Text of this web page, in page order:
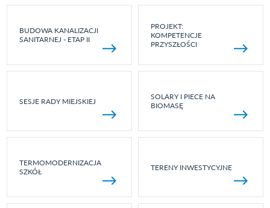
BUDOWA KANALIZACJI
SANITARNEJ - ETAP II
PROJEKT:
KOMPETENCJE
PRZYSZŁOŚCI
SESJE RADY MIEJSKIEJ
SOLARY I PIECE NA
BIOMASĘ
TERMOMODERNIZACJA
SZKÓŁ
TERENY INWESTYCYJNE